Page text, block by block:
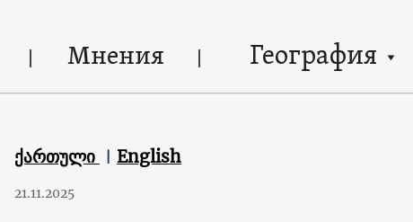
Мнения География
ქართული English
21.11.2025